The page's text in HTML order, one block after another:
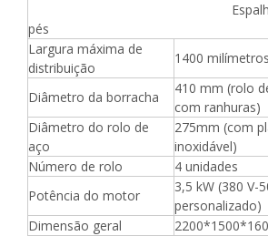
Espalhador de
pés
Largura máxima de
distribuição
1400 milímetros
Diâmetro da borracha
410 mm (rolo
com ranhuras)
Diâmetro do rolo de
aço
275mm (com
inoxidável)
Número de rolo
4 unidades
Potência do motor
3,5 kW (380 V-
personalizado)
Dimensão geral